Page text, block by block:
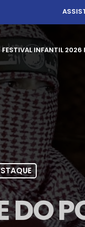
FESTIVAL INFANTIL
DO